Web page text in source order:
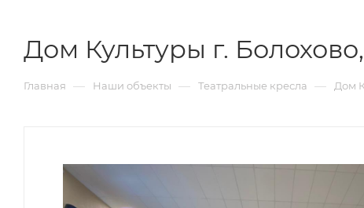
Дом Культуры г.
Главная — Наши объекты — Театральные кресла — Дом